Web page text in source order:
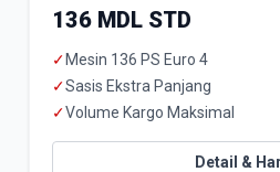
136 MDL STD
✓ Mesin 136 PS Euro 4
✓Sasis Ekstra Panjang
✓Volume Kargo Maksimal
Detail &